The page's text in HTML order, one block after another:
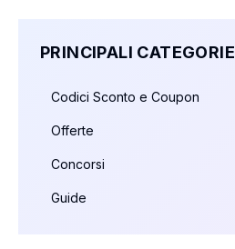
PRINCIPALI CATEGORIE
Codici Sconto e Coupon
Offerte
Concorsi
Guide